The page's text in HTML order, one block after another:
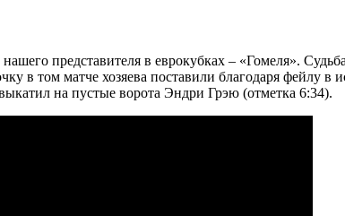
представителя в еврокубках – «Гомеля».
в том матче хозяева поставили благодаря фейлу
на пустые ворота Эндри Грэю (отметка 6:34).